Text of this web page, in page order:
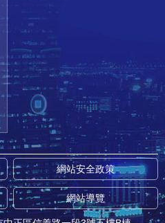
網站安全政策
網站導覽